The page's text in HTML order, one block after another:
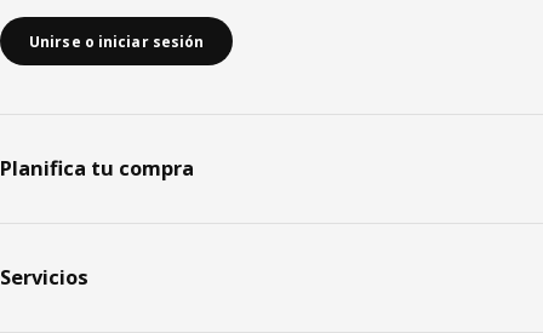
Unirse o iniciar sesión
Planifica tu compra
Servicios